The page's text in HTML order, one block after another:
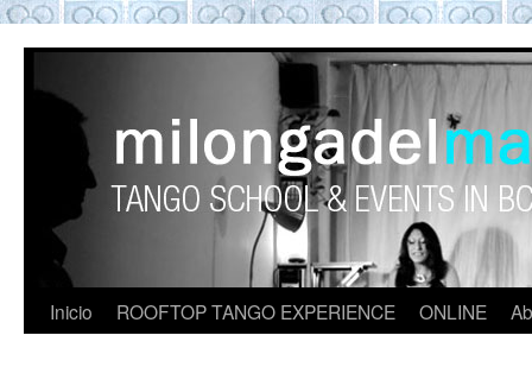
ROOFTOP TANGO
Barcelona. Show Tango. barcelona
experience. Private Tango Lesson. Rooftop
Tango experience Barcelona. Tango
Inicio ROOFTOP TANGO EXPERIENCE ONLINE